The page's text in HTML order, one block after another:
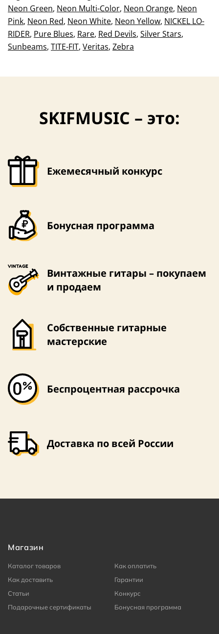
Neon Green, Neon Multi-Color, Neon Orange, Neon
Pink, Neon Red, Neon White, Neon Yellow, NICKEL LO-
RIDER, Pure Blues, Rare, Red Devils, Silver Stars,
Sunbeams, TITE-FIT, Veritas, Zebra
SKIFMUSIC – это:
Ежемесячный конкурс
Бонусная программа
Винтажные гитары – покупаем
и продаем
Собственные гитарные
мастерские
Беспроцентная рассрочка
Доставка по всей России
Магазин
Каталог товаров
Как оплатить
Как доставить
Гарантии
Статьи
Конкурс
Подарочные сертификаты
Бонусная программа